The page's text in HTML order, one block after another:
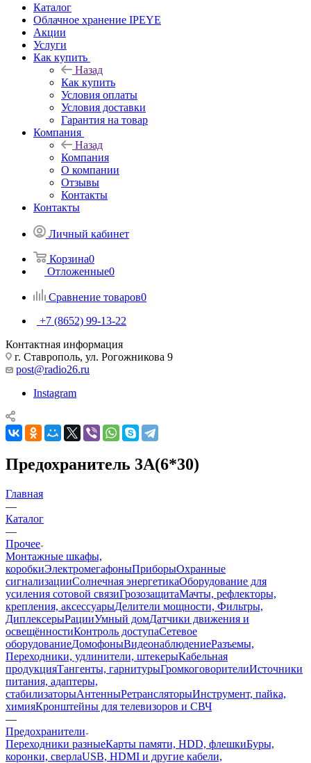
Каталог
Облачное хранение IPEYE
Акции
Услуги
Как купить
Назад
Как купить
Условия оплаты
Условия доставки
Гарантия на товар
Компания
Назад
Компания
О компании
Отзывы
Контакты
Контакты
Личный кабинет
Корзина0
Отложенные0
Сравнение товаров0
+7 (8652) 99-13-22
Контактная информация
г. Ставрополь, ул. Рогожникова 9
post@radio26.ru
Instagram
Предохранитель 3А(6*30)
Главная
—
Каталог
—
Прочее
Монтажные шкафы,
коробкиЭлектромегафоныПриборыОхранные
сигнализацииСолнечная энергетикаОборудование для
усиления сотовой связиГрозозащитаМачты, рефлекторы,
крепления, аксессуарыДелители мощности, Фильтры,
ДиплексерыРацииУмный домДатчики движения и
освещённостиКонтроль доступаСетевое
оборудованиеДомофоныВидеонаблюдениеРазъемы,
Переходники, удлинители, штекерыКабельная
продукцияТангенты, гарнитурыГромкоговорителиИсточники
питания, адаптеры,
стабилизаторыАнтенныРетрансляторыИнструмент, пайка,
химияКронштейны для телевизоров и СВЧ
—
Предохранители
Переходники разныеКарты памяти, HDD, флешкиБуры,
коронки, сверлаUSB, HDMI и другие кабели,